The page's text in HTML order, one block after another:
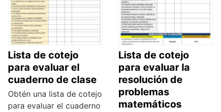
Lista de cotejo
para evaluar el
cuaderno de clase
Obtén una lista de cotejo
para evaluar el cuaderno
Lista de cotejo
para evaluar la
resolución de
problemas
matemáticos